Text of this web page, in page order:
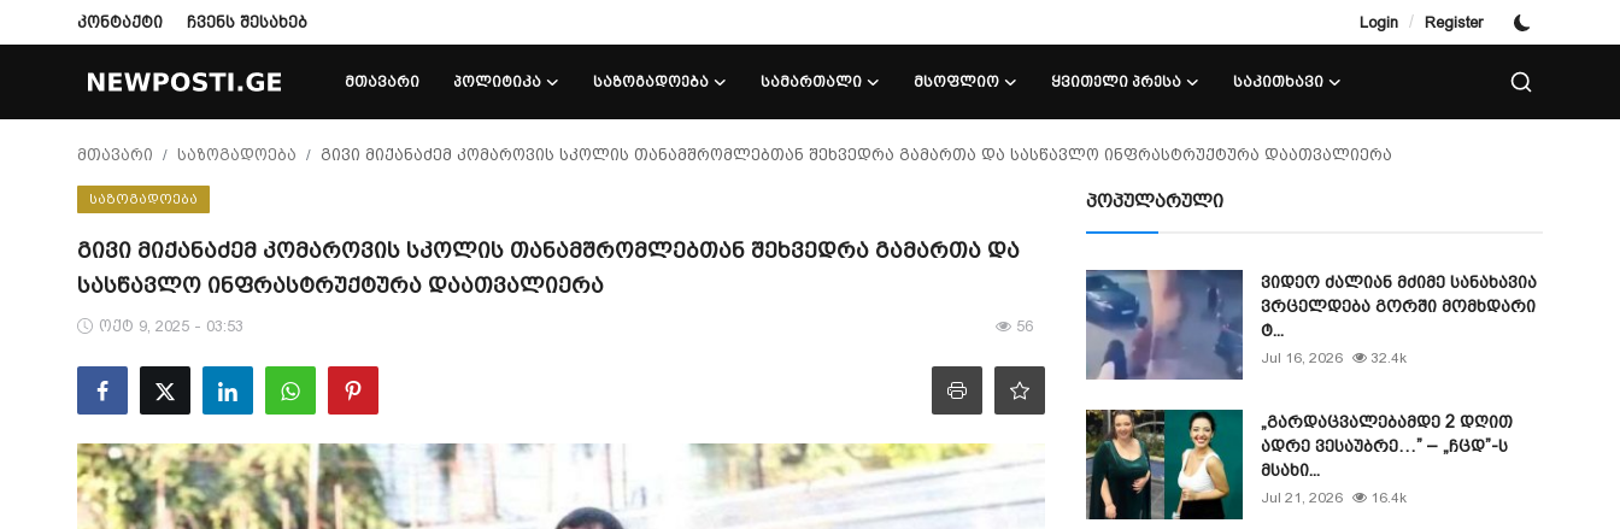
კონტაქტი ჩვენს შესახებ Login / Register
ᲛᲗᲐᲕᲐᲠᲘ ᲞᲝᲚᲘᲢᲘᲙᲐ ᲡᲐᲖᲝᲒᲐᲓᲝᲔᲑᲐ ᲡᲐᲛᲐᲠᲗᲐᲚᲘ ᲛᲡᲝᲤᲚᲘᲝ ᲧᲕᲘᲗᲔᲚᲘ ᲞᲠᲔᲡᲐ ᲡᲐᲙᲘᲗᲮᲐᲕᲘ
მთავარი
პოლიტიკა
კონტაქტი
საზოგადოება
სამართალი
ჩვენს შესახებ
მთავარი საზოგადოება გივი მიქანაძემ კომაროვის სკოლის თანამშრომლებთან შეხვედრა გამართა და სასწავლო ინფრასტრუქტურა დაათვალიერა
ᲡᲐᲖᲝᲒᲐᲓᲝᲔᲑᲐ
გივი მიქანაძემ კომაროვის სკოლის თანამშრომლებთან შეხვედრა გამართა და
სასწავლო ინფრასტრუქტურა დაათვალიერა
ოქტ 9, 2025 - 03:53 56
პოპულარული
ვიდეო ძალიან მძიმე სანახავია
ვრცელდება გორში მომხდარი
ტ...
Jul 16, 2026 32.4k
„გარდაცვალებამდე 2 დღით
ადრე ვესაუბრე…” – „ჩცდ”-ს
მსახი...
Jul 21, 2026 16.4k